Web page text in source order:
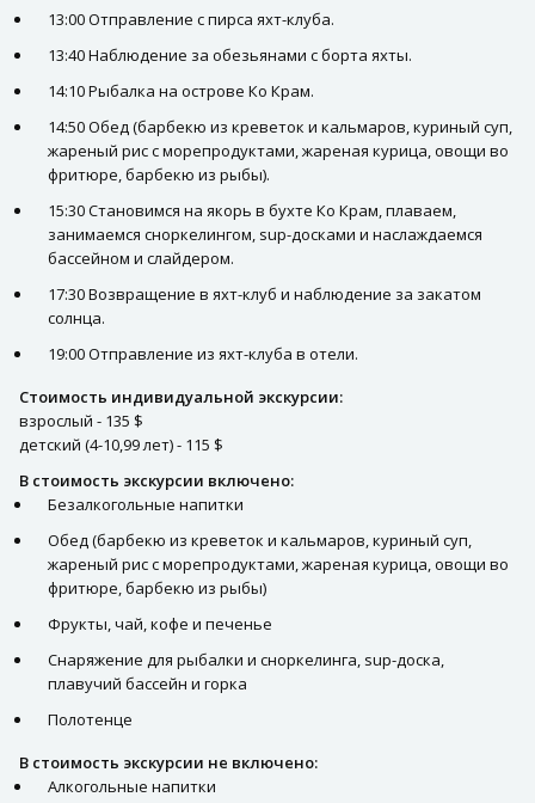
13:00 Отправление с пирса яхт-клуба.
13:40 Наблюдение за обезьянами с борта яхты.
14:10 Рыбалка на острове Ко Крам.
14:50 Обед (барбекю из креветок и кальмаров, куриный суп,
жареный рис с морепродуктами, жареная курица, овощи во
фритюре, барбекю из рыбы).
15:30 Становимся на якорь в бухте Ко Крам, плаваем,
занимаемся сноркелингом, sup-досками и наслаждаемся
бассейном и слайдером.
17:30 Возвращение в яхт-клуб и наблюдение за закатом
солнца.
19:00 Отправление из яхт-клуба в отели.
Стоимость индивидуальной экскурсии:
взрослый - 135 $
детский (4-10,99 лет) - 115 $
В стоимость экскурсии включено:
Безалкогольные напитки
Обед (барбекю из креветок и кальмаров, куриный суп,
жареный рис с морепродуктами, жареная курица, овощи во
фритюре, барбекю из рыбы)
Фрукты, чай, кофе и печенье
Снаряжение для рыбалки и сноркелинга, sup-доска,
плавучий бассейн и горка
Полотенце
В стоимость экскурсии не включено:
Алкогольные напитки